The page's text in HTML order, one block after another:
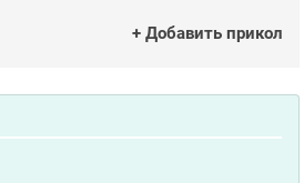
+ Добавить прикол